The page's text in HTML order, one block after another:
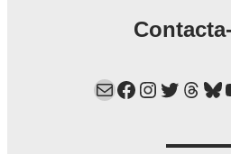
Mail Facebook Instagram Twitter Threads Bluesky